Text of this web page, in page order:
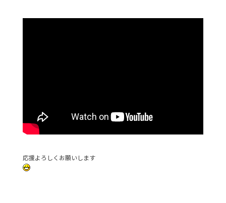
応援よろしくお願いします